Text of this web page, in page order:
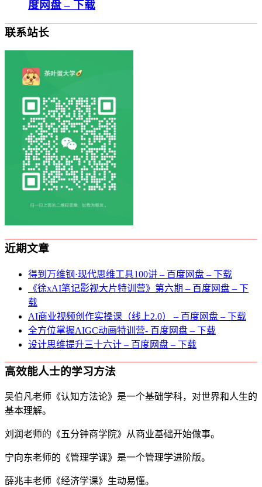
度网盘 – 下载
联系站长
近期文章
得到万维钢·现代思维⼯具100讲 – 百度网盘 – 下载
《徐xAI笔记影视大片特训营》第六期 – 百度网盘 – 下
载
AI商业视频创作实操课（线上2.0） – 百度网盘 – 下载
全方位掌握AIGC动画特训营- 百度网盘 – 下载
设计思维提升三十六计 – 百度网盘 – 下载
高效能人士的学习方法
吴伯凡老师《认知方法论》是一个基础学科，对世界和人生的
基本理解。
刘润老师的《五分钟商学院》从商业基础开始做事。
宁向东老师的《管理学课》是一个管理学进阶版。
薛兆丰老师《经济学课》生动易懂。